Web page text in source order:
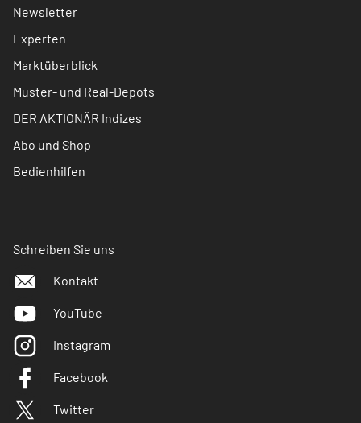
Newsletter
Experten
Marktüberblick
Muster- und Real-Depots
DER AKTIONÄR Indizes
Abo und Shop
Bedienhilfen
Schreiben Sie uns
Kontakt
YouTube
Instagram
Facebook
Twitter